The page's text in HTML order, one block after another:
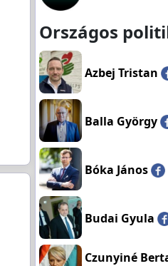
Országos
Azbej Tristan
Balla György
Bóka János
Budai Gyula
Czunyiné